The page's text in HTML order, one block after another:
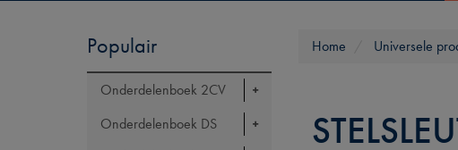
Populair
Onderdelenboek 2CV
Onderdelenboek DS
Home Universele